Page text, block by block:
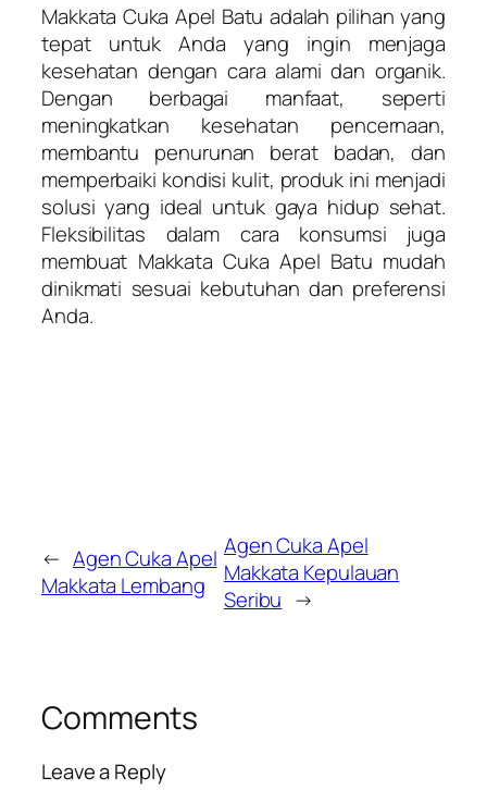
Makkata Cuka Apel Batu adalah pilihan yang
tepat untuk Anda yang ingin menjaga
kesehatan dengan cara alami dan organik.
Dengan berbagai manfaat, seperti
meningkatkan kesehatan pencernaan,
membantu penurunan berat badan, dan
memperbaiki kondisi kulit, produk ini menjadi
solusi yang ideal untuk gaya hidup sehat.
Fleksibilitas dalam cara konsumsi juga
membuat Makkata Cuka Apel Batu mudah
dinikmati sesuai kebutuhan dan preferensi
Anda.
← Agen Cuka Apel
Makkata Lembang
Agen Cuka Apel
Makkata Kepulauan
Seribu →
Comments
Leave a Reply